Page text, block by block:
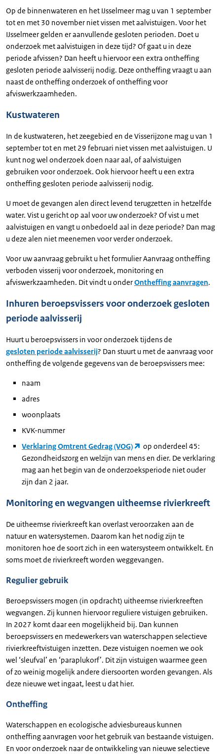
Op de binnenwateren en het IJsselmeer mag u van 1 september
tot en met 30 november niet vissen met aalvistuigen. Voor het
IJsselmeer gelden er aanvullende gesloten perioden. Doet u
onderzoek met aalvistuigen in deze tijd? Of gaat u in deze
periode afvissen? Dan heeft u hiervoor een extra ontheffing
gesloten periode aalvisserij nodig. Deze ontheffing vraagt u aan
naast de ontheffing onderzoek of ontheffing voor
afviswerkzaamheden.
Kustwateren
In de kustwateren, het zeegebied en de Visserijzone mag u van 1
september tot en met 29 februari niet vissen met aalvistuigen. U
kunt nog wel onderzoek doen naar aal, of aalvistuigen
gebruiken voor onderzoek. Ook hiervoor heeft u een extra
ontheffing gesloten periode aalvisserij nodig.
U moet de gevangen alen direct levend terugzetten in hetzelfde
water. Vist u gericht op aal voor uw onderzoek? Of vist u met
aalvistuigen en vangt u onbedoeld aal in deze periode? Dan mag
u deze alen niet meenemen voor verder onderzoek.
Voor uw aanvraag gebruikt u het formulier Aanvraag ontheffing
verboden visserij voor onderzoek, monitoring en
afviswerkzaamheden. Dit vindt u onderOntheffing aanvragen.
Inhuren beroepsvissers voor onderzoek gesloten
periode aalvisserij
Huurt u beroepsvissers in voor onderzoek tijdens de
gesloten periode aalvisserij? Dan stuurt u met de aanvraag voor
ontheffing de volgende gegevens van de beroepsvissers mee:
naam
adres
woonplaats
KVK-nummer
Verklaring Omtrent Gedrag (VOG)
op onderdeel 45:
Gezondheidszorg en welzijn van mens en dier. De verklaring
mag aan het begin van de onderzoeksperiode niet ouder
zijn dan 2 jaar.
Monitoring en wegvangen uitheemse rivierkreeft
De uitheemse rivierkreeft kan overlast veroorzaken aan de
natuur en watersystemen. Daarom kan het nodig zijn te
monitoren hoe de soort zich in een watersysteem ontwikkelt. En
soms moet de rivierkreeft worden weggevangen.
Regulier gebruik
Beroepsvissers mogen (in opdracht) uitheemse rivierkreeften
wegvangen. Zij kunnen hiervoor reguliere vistuigen gebruiken.
In 2027 komt daar een mogelijkheid bij. Dan kunnen
beroepsvissers en medewerkers van waterschappen selectieve
rivierkreeftvistuigen inzetten. Deze vistuigen noemen we ook
wel ‘sleufval’ en ‘paraplukorf’. Dit zijn vistuigen waarmee geen
of zo weinig mogelijk andere diersoorten worden gevangen. Als
deze nieuwe wet ingaat, leest u dat hier.
Ontheffing
Waterschappen en ecologische adviesbureaus kunnen
ontheffing aanvragen voor het gebruik van bestaande vistuigen.
En voor onderzoek naar de ontwikkeling van nieuwe selectieve